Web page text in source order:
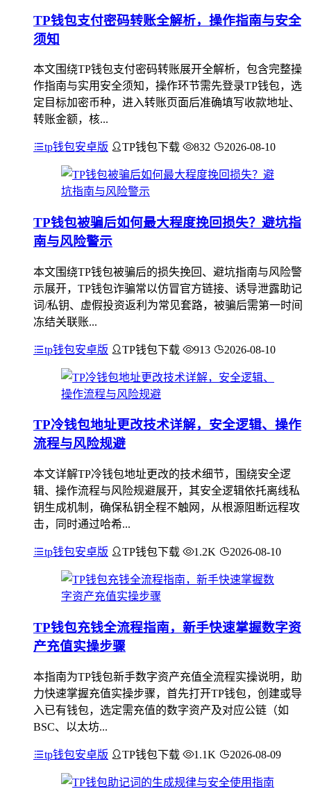
TP钱包支付密码转账全解析，操作指南与安全
须知
本文围绕TP钱包支付密码转账展开全解析，包含完整操
作指南与实用安全须知，操作环节需先登录TP钱包，选
定目标加密币种，进入转账页面后准确填写收款地址、
转账金额，核...
tp钱包安卓版 TP钱包下载 832 2026-08-10
TP钱包被骗后如何最大程度挽回损失？避坑指
南与风险警示
本文围绕TP钱包被骗后的损失挽回、避坑指南与风险警
示展开，TP钱包诈骗常以仿冒官方链接、诱导泄露助记
词/私钥、虚假投资返利为常见套路，被骗后需第一时间
冻结关联账...
tp钱包安卓版 TP钱包下载 913 2026-08-10
TP冷钱包地址更改技术详解，安全逻辑、操作
流程与风险规避
本文详解TP冷钱包地址更改的技术细节，围绕安全逻
辑、操作流程与风险规避展开，其安全逻辑依托离线私
钥生成机制，确保私钥全程不触网，从根源阻断远程攻
击，同时通过哈希...
tp钱包安卓版 TP钱包下载 1.2K 2026-08-10
TP钱包充钱全流程指南，新手快速掌握数字资
产充值实操步骤
本指南为TP钱包新手数字资产充值全流程实操说明，助
力快速掌握充值实操步骤，首先打开TP钱包，创建或导
入已有钱包，选定需充值的数字资产及对应公链（如
BSC、以太坊...
tp钱包安卓版 TP钱包下载 1.1K 2026-08-09